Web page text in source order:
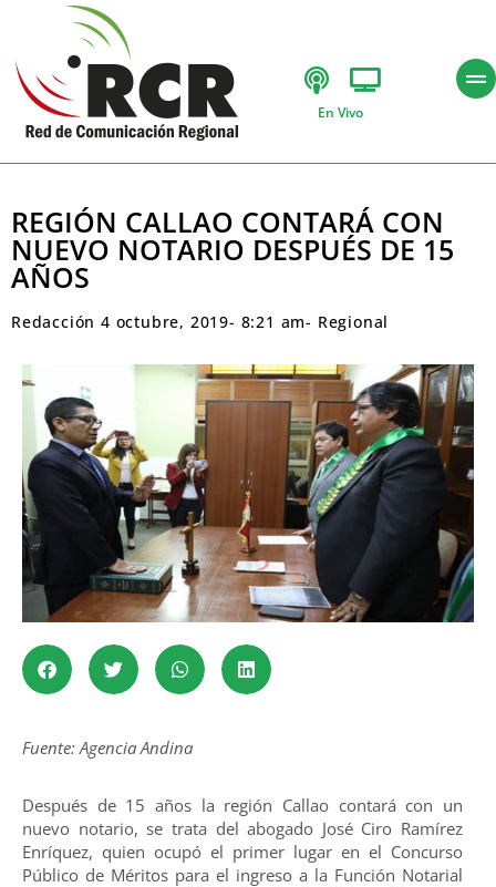
En Vivo
REGIÓN CALLAO CONTARÁ CON
NUEVO NOTARIO DESPUÉS DE 15
AÑOS
Redacción 4 octubre, 2019- 8:21 am- Regional
Fuente: Agencia Andina
Después de 15 años la región Callao contará con un
nuevo notario, se trata del abogado José Ciro Ramírez
Enríquez, quien ocupó el primer lugar en el Concurso
Público de Méritos para el ingreso a la Función Notarial